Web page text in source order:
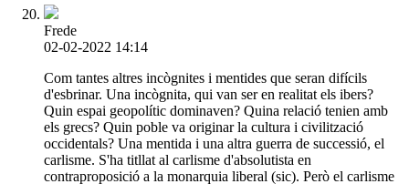
Frede
02-02-2022 14:14
Com tantes altres incògnites i mentides que seran difícils
d'esbrinar. Una incògnita, qui van ser en realitat els ibers?
Quin espai geopolític dominaven? Quina relació tenien amb
els grecs? Quin poble va originar la cultura i civilització
occidentals? Una mentida i una altra guerra de successió, el
carlisme. S'ha titllat al carlisme d'absolutista en
contraproposició a la monarquia liberal (sic). Però el carlisme